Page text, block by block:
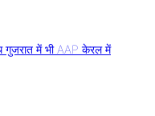
में भी AAP केरल में